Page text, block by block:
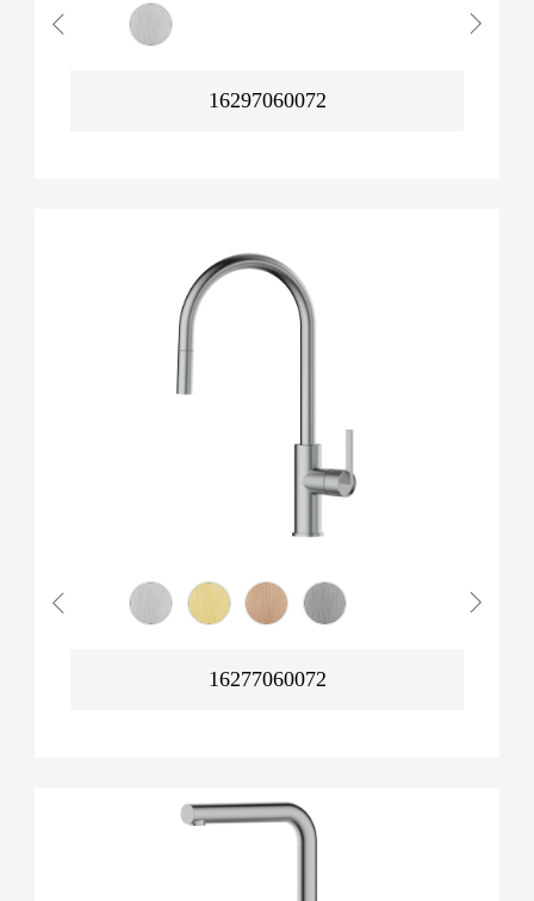
16297060072
16277060072